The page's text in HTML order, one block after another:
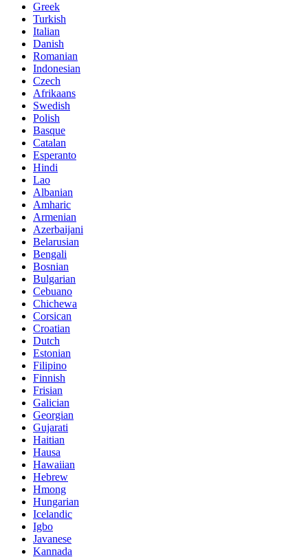
Greek
Turkish
Italian
Danish
Romanian
Indonesian
Czech
Afrikaans
Swedish
Polish
Basque
Catalan
Esperanto
Hindi
Lao
Albanian
Amharic
Armenian
Azerbaijani
Belarusian
Bengali
Bosnian
Bulgarian
Cebuano
Chichewa
Corsican
Croatian
Dutch
Estonian
Filipino
Finnish
Frisian
Galician
Georgian
Gujarati
Haitian
Hausa
Hawaiian
Hebrew
Hmong
Hungarian
Icelandic
Igbo
Javanese
Kannada